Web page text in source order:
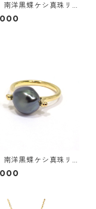
洋黒蝶ケシ真珠リ
）
洋黒蝶ケシ真珠リ
）